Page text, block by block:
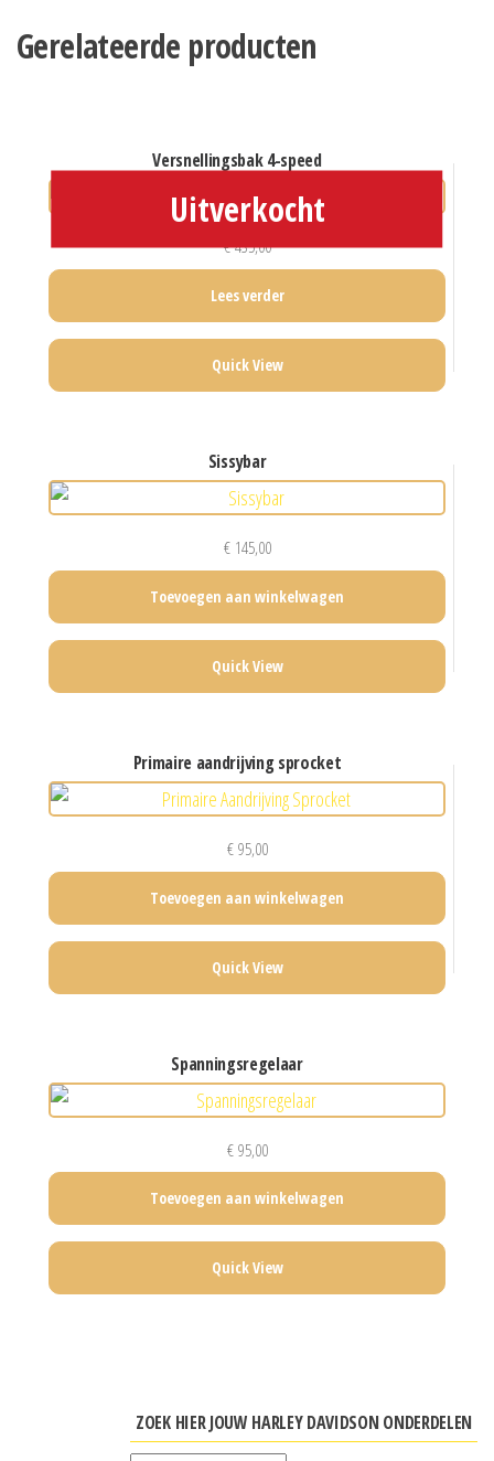
Gerelateerde producten
versnellingsbak 4-speed
€435,00
Lees verder
Quick View
sissybar
€145,00
Toevoegen aan winkelwagen
Quick View
primaire aandrijving sprocket
€95,00
Toevoegen aan winkelwagen
Quick View
spanningsregelaar
€95,00
Toevoegen aan winkelwagen
Quick View
ZOEK HIER JOUW HARLEY DAVIDSON ONDERDELEN